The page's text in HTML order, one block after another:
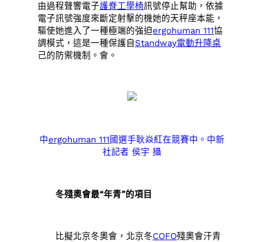
由過程聲響電子護脊工學椅訊號停止幫助，依據
電子訊號強度來斷定射擊的機她的天秤座本能，
驅使她進入了一種極端的強迫ergohuman 111協
調模式，這是一種保護自Standway電動升降桌
己的防禦機制。會。
中ergohuman 111 國選手耿焱紅在競賽中。中新
社記者 侯宇 攝
冬殘奧會最“年青”的項目
比擬北京冬奧會，北京冬COFO殘奧會汗青